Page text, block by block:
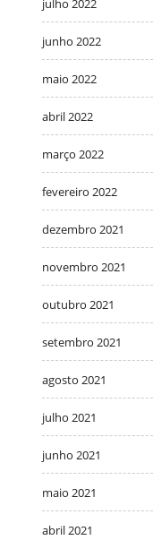
julho 2022
junho 2022
maio 2022
abril 2022
março 2022
fevereiro 2022
dezembro 2021
novembro 2021
outubro 2021
setembro 2021
agosto 2021
julho 2021
junho 2021
maio 2021
abril 2021